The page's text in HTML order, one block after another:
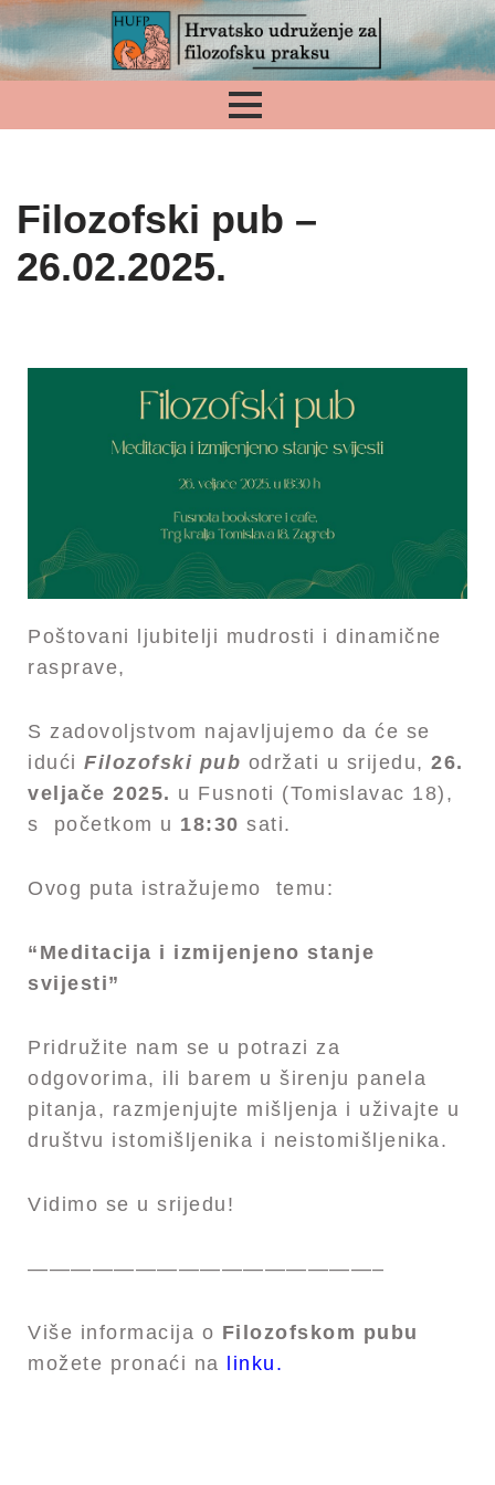
Skip
to
Filozofski pub –
26.02.2025.
Poštovani ljubitelji mudrosti i dinamične
rasprave,
S zadovoljstvom najavljujemo da će se
idući Filozofski pub održati u srijedu, 26.
veljače 2025. u Fusnoti (Tomislavac 18),
s početkom u 18:30 sati.
Ovog puta istražujemo temu:
“Meditacija i izmijenjeno stanje
svijesti”
Pridružite nam se u potrazi za
odgovorima, ili barem u širenju panela
pitanja, razmjenjujte mišljenja i uživajte u
društvu istomišljenika i neistomišljenika.
Vidimo se u srijedu!
————————————————–
Više informacija o Filozofskom pubu
možete pronaći na linku.